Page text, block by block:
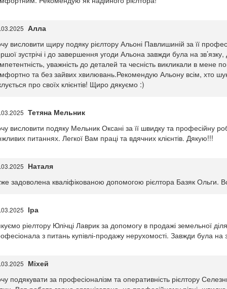
Алла
висловити щиру подяку рієлтору Альоні Павлишиній за її
зустрічі і до завершення угоди Альона завжди була на
уважність до деталей та чесність викликали в мене
та без зайвих хвилювань.Рекомендую Альону всім, хто
про своїх клієнтів! Щиро дякуємо :)
Тетяна Мельник
висловити подяку Мельник Оксані за її швидку та професійну
питаннях. Легкої Вам праці та вдячних клієнтів. Дякую!!!
Наталя
задоволена кваліфікованою допомогою рієлтора Базяк Ольги.
Іра
ріелтору Юлічці Лаврик за допомогу в продажі земельної
з питань купівлі-продажу нерухомості. Завжди була на
Міхей
подякувати за професіоналізм та оперативність рієлтору